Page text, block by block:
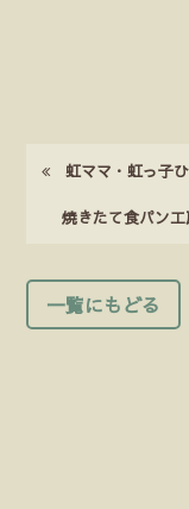
虹ママ・虹っ子
焼きたて食パン
一覧にもどる